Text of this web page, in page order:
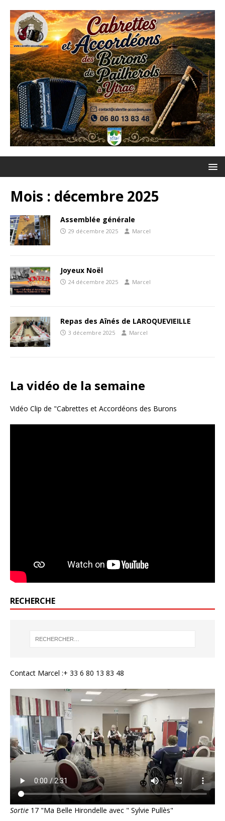
Mois : décembre 2025
Assemblée générale
29 décembre 2025 Marcel
Joyeux Noël
24 décembre 2025 Marcel
Repas des Aînés de LAROQUEVIEILLE
3 décembre 2025 Marcel
La vidéo de la semaine
Vidéo Clip de "Cabrettes et Accordéons des Burons
RECHERCHE
Contact Marcel :+ 33 6 80 13 83 48
Sortie 17 "Ma Belle Hirondelle avec " Sylvie Pullès"